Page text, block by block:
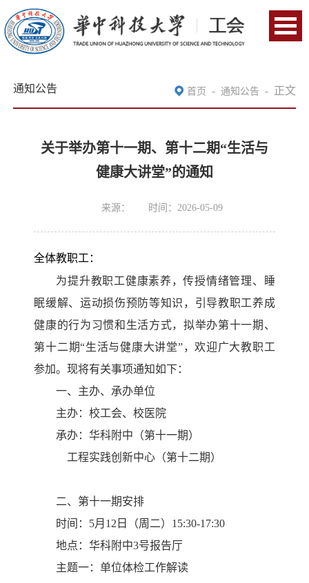
通知公告 首页 - 通知公告 - 正文
关于举办第十一期、第十二期“生活与
健康大讲堂”的通知
来源： 时间：2026-05-09
全体教职工：
为提升教职工健康素养，传授情绪管理、睡
眠缓解、运动损伤预防等知识，引导教职工养成
健康的行为习惯和生活方式，拟举办第十一期、
第十二期“生活与健康大讲堂”，欢迎广大教职工
参加。现将有关事项通知如下：
一、主办、承办单位
主办：校工会、校医院
承办：华科附中（第十一期）
工程实践创新中心（第十二期）
二、第十一期安排
时间：5月12日（周二）15:30-17:30
地点：华科附中3号报告厅
主题一：单位体检工作解读